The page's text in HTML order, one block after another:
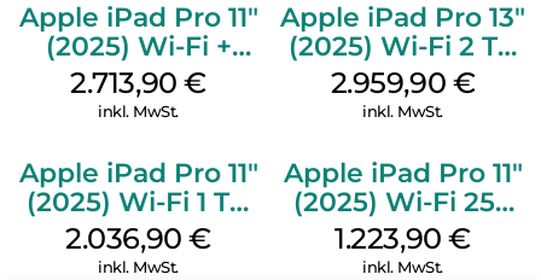
Apple iPad Pro 11″
(2025) Wi-Fi +
Cellular 2 TB
Standardglas
2.713,90€
inkl. MwSt.
Apple iPad Pro 13″
(2025) Wi-Fi 2 TB
Nanotexturglas
Silber
2.959,90 €
inkl. MwSt.
Apple iPad Pro 11″
(2025) Wi-Fi 1 TB
Nanotexturglas
Silber
2.036,90€
inkl. MwSt.
Apple iPad Pro 11″
(2025) Wi-Fi 256
GB Standardglas
Space Schwarz
1.223,90€
inkl. MwSt.